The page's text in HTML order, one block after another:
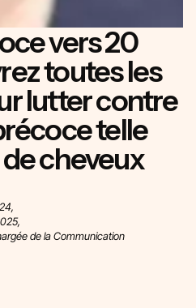
vers 20
toutes les
lutter contre
telle
cheveux
de la Communication